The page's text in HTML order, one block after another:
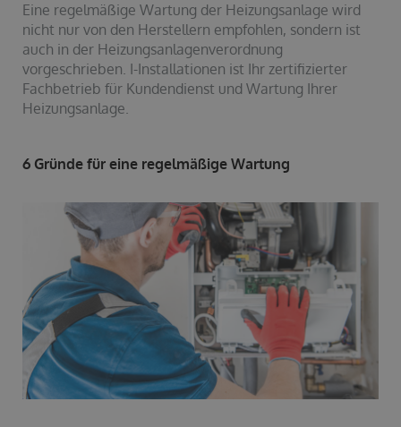
Eine regelmäßige Wartung der Heizungsanlage wird
nicht nur von den Herstellern empfohlen, sondern ist
auch in der Heizungsanlagenverordnung
vorgeschrieben. I-Installationen ist Ihr zertifizierter
Fachbetrieb für Kundendienst und Wartung Ihrer
Heizungsanlage.
6 Gründe für eine regelmäßige Wartung